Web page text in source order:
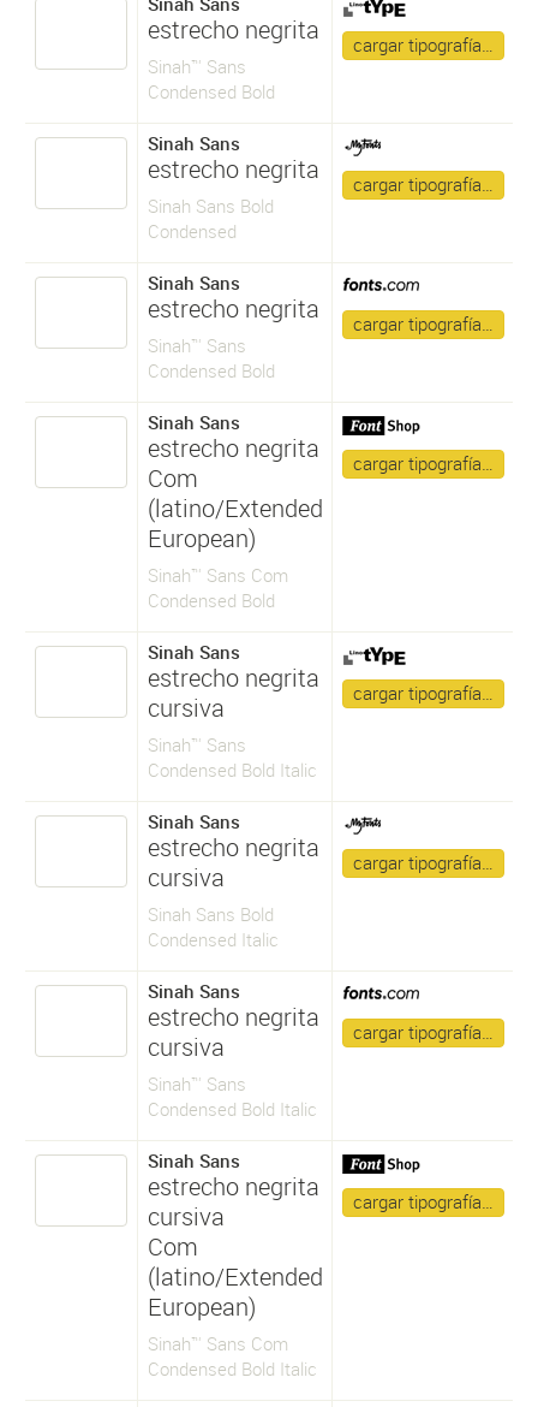
estrecho negrita
Sinah™ Sans
Condensed Bold
cargar tipografía…
Sinah Sans
estrecho negrita
Sinah Sans Bold
Condensed
cargar tipografía…
Sinah Sans
estrecho negrita
Sinah™ Sans
Condensed Bold
cargar tipografía…
Sinah Sans
estrecho negrita
Com
(latino/Extended
European)
Sinah™ Sans Com
Condensed Bold
cargar tipografía…
Sinah Sans
estrecho negrita
cursiva
Sinah™ Sans
Condensed Bold Italic
cargar tipografía…
Sinah Sans
estrecho negrita
cursiva
Sinah Sans Bold
Condensed Italic
cargar tipografía…
Sinah Sans
estrecho negrita
cursiva
Sinah™ Sans
Condensed Bold Italic
cargar tipografía…
Sinah Sans
estrecho negrita
cursiva
Com
(latino/Extended
European)
Sinah™ Sans Com
Condensed Bold Italic
cargar tipografía…